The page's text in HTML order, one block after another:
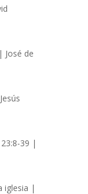
de
39 |
iglesia |